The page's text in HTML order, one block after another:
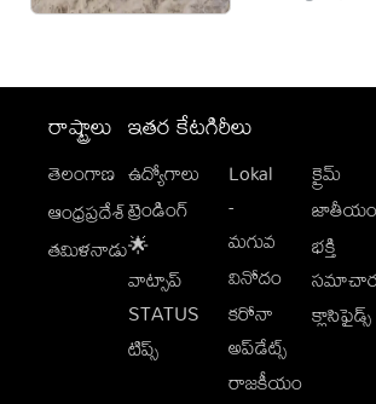
రాష్ట్రాలు
తెలంగాణ
ఆంధ్రప్రదేశ్
తమిళనాడు
ఇతర కేటగిరీలు
ఉద్యోగాలు
ట్రెండింగ్
🌟
వాట్సాప్
STATUS
టిప్స్
Lokal
-
మగువ
వినోదం
కరోనా
అప్‌డేట్స్
రాజకీయం
క్రైమ్
జాతీయం
భక్తి
క్లాసిఫైడ్స్